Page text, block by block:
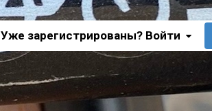
Уже зарегистрированы? Войти